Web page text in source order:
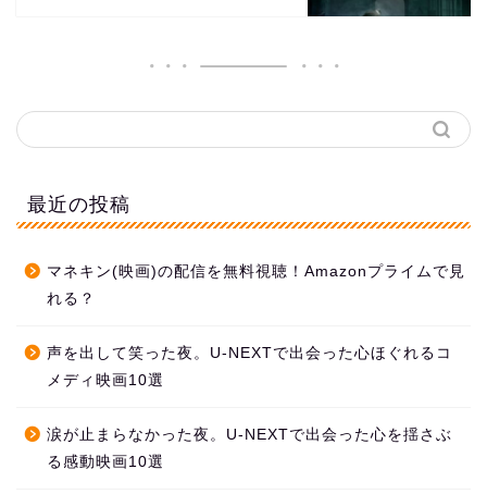
最近の投稿
マネキン(映画)の配信を無料視聴！Amazonプライムで見
れる？
声を出して笑った夜。U-NEXTで出会った心ほぐれるコ
メディ映画10選
涙が止まらなかった夜。U-NEXTで出会った心を揺さぶ
る感動映画10選